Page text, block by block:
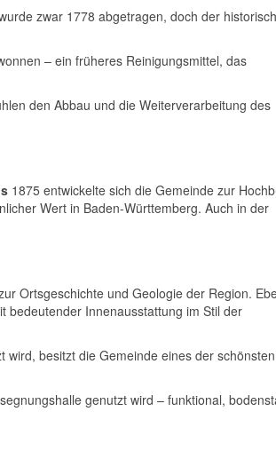
zwar 1778 abgetragen, doch der
– ein früheres Reinigungsmittel, das
den Abbau und die Weiterverarbeitung des
1875 entwickelte sich die Gemeinde zur
Wert in Baden-Württemberg. Auch in der
Ortsgeschichte und Geologie der Region.
bedeutender Innenausstattung im Stil der
wird, besitzt die Gemeinde eines der schönsten
genutzt wird – funktional,